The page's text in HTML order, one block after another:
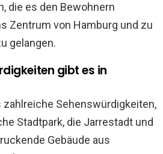
die es den Bewohnern
Zentrum von Hamburg und zu
gelangen.
gibt es in
zahlreiche Sehenswürdigkeiten,
Stadtpark, die Jarrestadt und
Gebäude aus